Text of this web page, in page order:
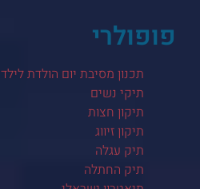
פופולרי
תכנון מסיבת יום הולדת לילד
תיקי נשים
תיקון חצות
תיקון זיווג
תיק עגלה
תיק החתלה